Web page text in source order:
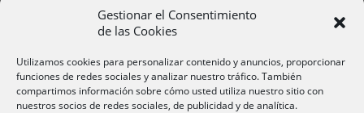
Gestionar el Consentimiento
de las Cookies
Utilizamos cookies para personalizar contenido y anuncios, proporcionar
funciones de redes sociales y analizar nuestro tráfico. También
compartimos información sobre cómo usted utiliza nuestro sitio con
nuestros socios de redes sociales, de publicidad y de analítica.
acervera@camaravalencia.com
961 366 212
Síguenos